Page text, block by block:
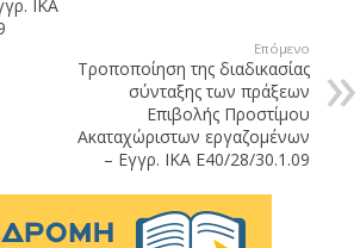
ΙΚΑ
Επόμενο
Τροποποίηση της διαδικασίας
σύνταξης των πράξεων
Επιβολής Προστίμου
Ακαταχώριστων εργαζομένων
– Εγγρ. ΙΚΑ Ε40/28/30.1.09